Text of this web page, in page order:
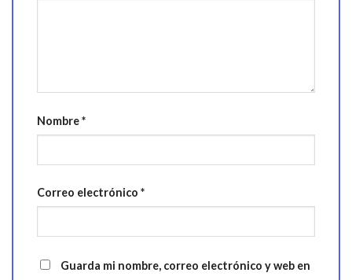
Nombre*
Correo electrónico *
Guarda mi nombre, correo electrónico y web en